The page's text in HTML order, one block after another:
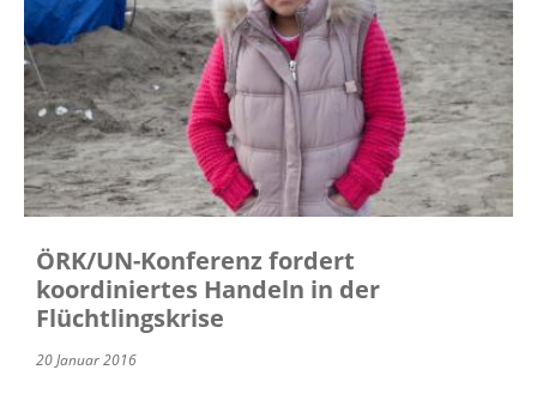
ÖRK/UN-Konferenz fordert
koordiniertes Handeln in der
Flüchtlingskrise
20 Januar 2016